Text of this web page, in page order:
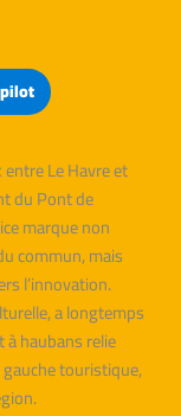
Le Havre et
du Pont de
marque non
commun, mais
l’innovation.
a longtemps
haubans relie
touristique,